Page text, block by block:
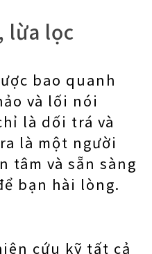
lừa lọc
bao quanh
và lối nói
là dối trá và
là một người
tâm và sẵn sàng
bạn hài lòng.
cứu kỹ tất cả